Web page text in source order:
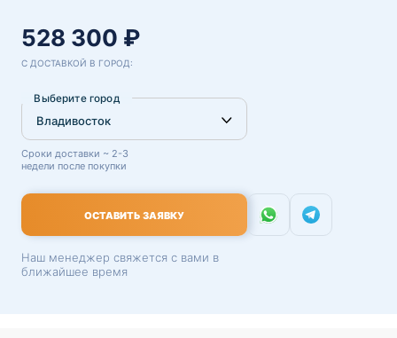
528 300 ₽
С ДОСТАВКОЙ В ГОРОД:
Выберите город
Сроки доставки ~ 2-3
недели после покупки
ОСТАВИТЬ ЗАЯВКУ
Наш менеджер свяжется с вами в
ближайшее время